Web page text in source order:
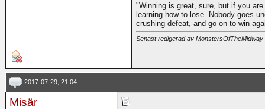
"Winning is great, sure, but if you
learning how to lose. Nobody goes
crushing defeat, and go on to win
Senast redigerad av
2017-07-29, 21:04
Misär